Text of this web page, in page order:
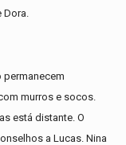
Dora.
permanecem
murros e socos.
está distante. O
a Lucas. Nina